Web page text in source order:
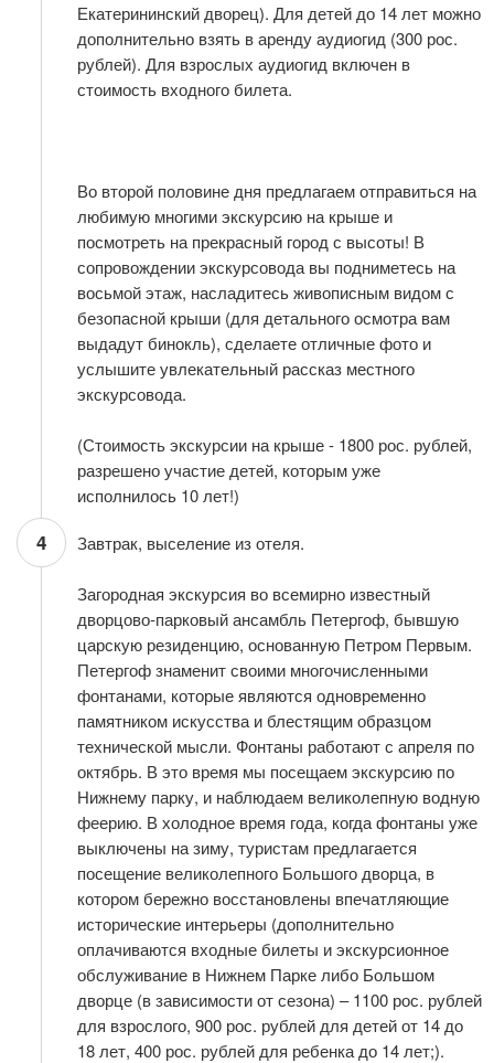
Екатерининский дворец). Для детей до 14 лет можно
дополнительно взять в аренду аудиогид (300 рос.
рублей). Для взрослых аудиогид включен в
стоимость входного билета.
Во второй половине дня предлагаем отправиться на
любимую многими экскурсию на крыше и
посмотреть на прекрасный город с высоты! В
сопровождении экскурсовода вы подниметесь на
восьмой этаж, насладитесь живописным видом с
безопасной крыши (для детального осмотра вам
выдадут бинокль), сделаете отличные фото и
услышите увлекательный рассказ местного
экскурсовода.
(Стоимость экскурсии на крыше - 1800 рос. рублей,
разрешено участие детей, которым уже
исполнилось 10 лет!)
4 Завтрак, выселение из отеля.
Загородная экскурсия во всемирно известный
дворцово-парковый ансамбль Петергоф, бывшую
царскую резиденцию, основанную Петром Первым.
Петергоф знаменит своими многочисленными
фонтанами, которые являются одновременно
памятником искусства и блестящим образцом
технической мысли. Фонтаны работают с апреля по
октябрь. В это время мы посещаем экскурсию по
Нижнему парку, и наблюдаем великолепную водную
феерию. В холодное время года, когда фонтаны уже
выключены на зиму, туристам предлагается
посещение великолепного Большого дворца, в
котором бережно восстановлены впечатляющие
исторические интерьеры (дополнительно
оплачиваются входные билеты и экскурсионное
обслуживание в Нижнем Парке либо Большом
дворце (в зависимости от сезона) – 1100 рос. рублей
для взрослого, 900 рос. рублей для детей от 14 до
18 лет, 400 рос. рублей для ребенка до 14 лет;).